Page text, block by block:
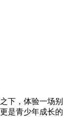
下，体验一场别
是青少年成长的